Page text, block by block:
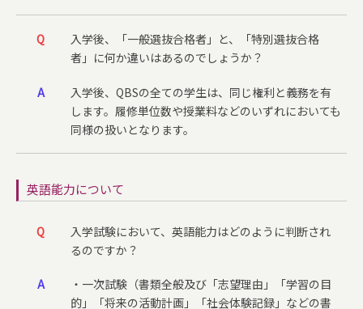
Q
入学後、「一般選抜合格者」と、「特別選抜合格
者」に何か違いはあるのでしょうか？
A
入学後、QBSの全ての学生は、同じ権利と義務を有
します。履修単位数や授業料などのいずれにおいても
同様の扱いとなります。
英語能力について
Q
入学試験において、英語能力はどのように判断され
るのですか？
A
・一次試験（書類全般及び「志望理由」「学習の目
的」「将来の活動計画」「社会体験記録」などの書